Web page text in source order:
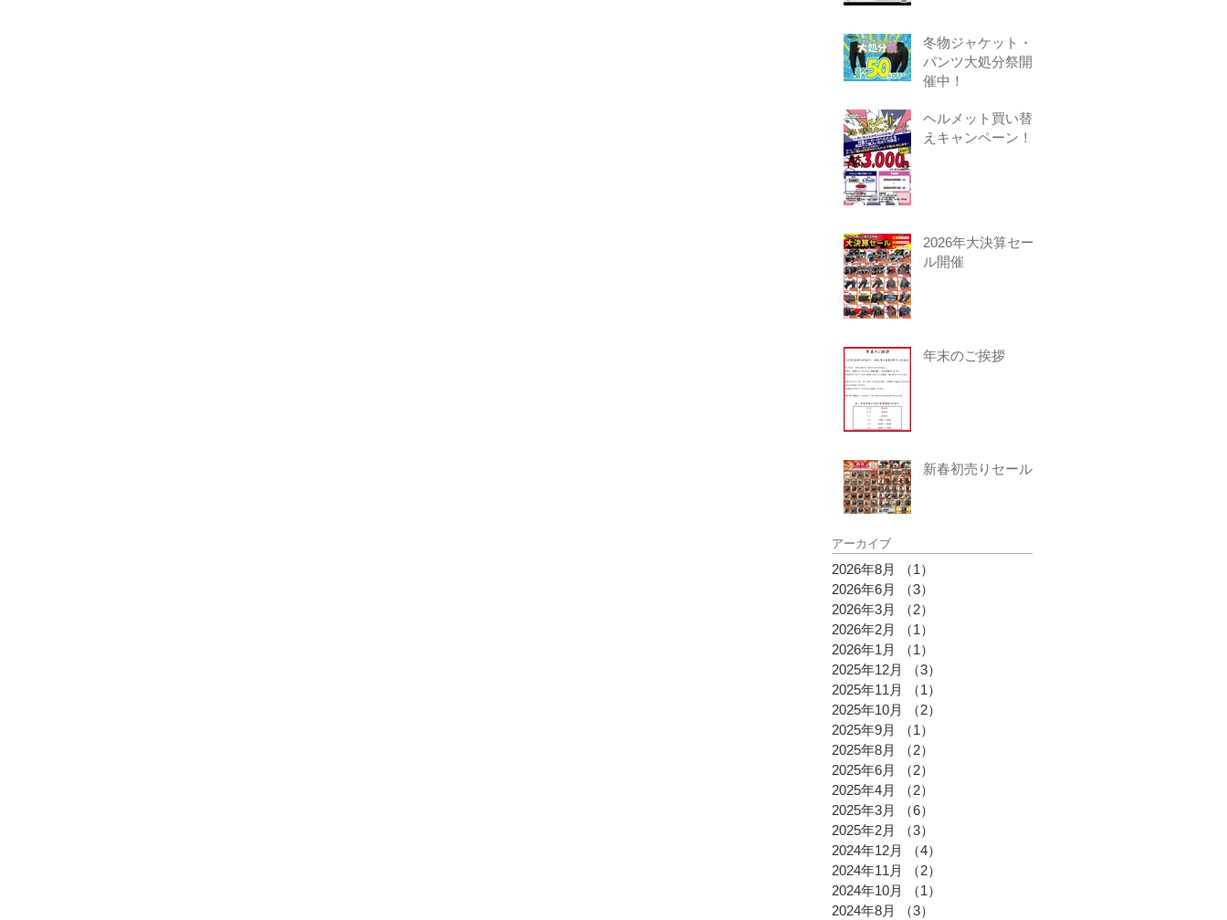
冬物ジャケット・
パンツ大処分祭開
催中！
ヘルメット買い替
えキャンペーン！
2026年大決算セー
ル開催
年末のご挨拶
新春初売りセール
アーカイブ
2026年8月 （1）
2026年6月
（3）
2026年3月
（2）
2026年2月
（1）
2026年1月
（1）
2025年12月
（3）
2025年11月
（1）
2025年10月
（2）
2025年9月
（1）
2025年8月
（2）
2025年6月
（2）
2025年4月
（2）
2025年3月
（6）
2025年2月
（3）
2024年12月
（4）
2024年11月
（2）
2024年10月
（1）
2024年8月
（3）